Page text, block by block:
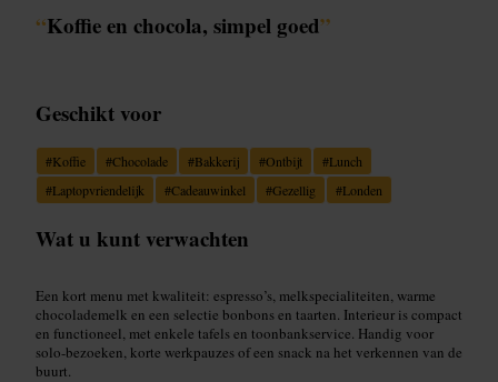
“Koffie en chocola, simpel goed”
Geschikt voor
#Koffie #Chocolade #Bakkerij #Ontbijt #Lunch
#Laptopvriendelijk #Cadeauwinkel #Gezellig #Londen
Wat u kunt verwachten
Een kort menu met kwaliteit: espresso’s, melkspecialiteiten, warme
chocolademelk en een selectie bonbons en taarten. Interieur is compact
en functioneel, met enkele tafels en toonbankservice. Handig voor
solo-bezoeken, korte werkpauzes of een snack na het verkennen van de
buurt.